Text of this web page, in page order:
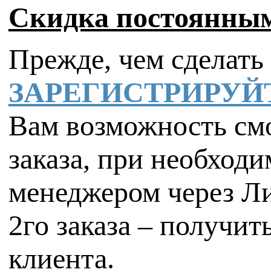
Скидка
Прежде, чем сделать
Вам возможность
заказа, при
менеджером через
2го заказа –
клиента.